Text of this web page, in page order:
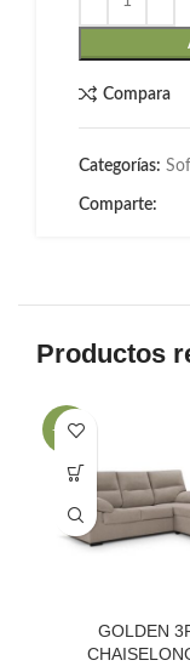
Compara
Categorías:
Comparte:
Productos
-29%
GOLDEN